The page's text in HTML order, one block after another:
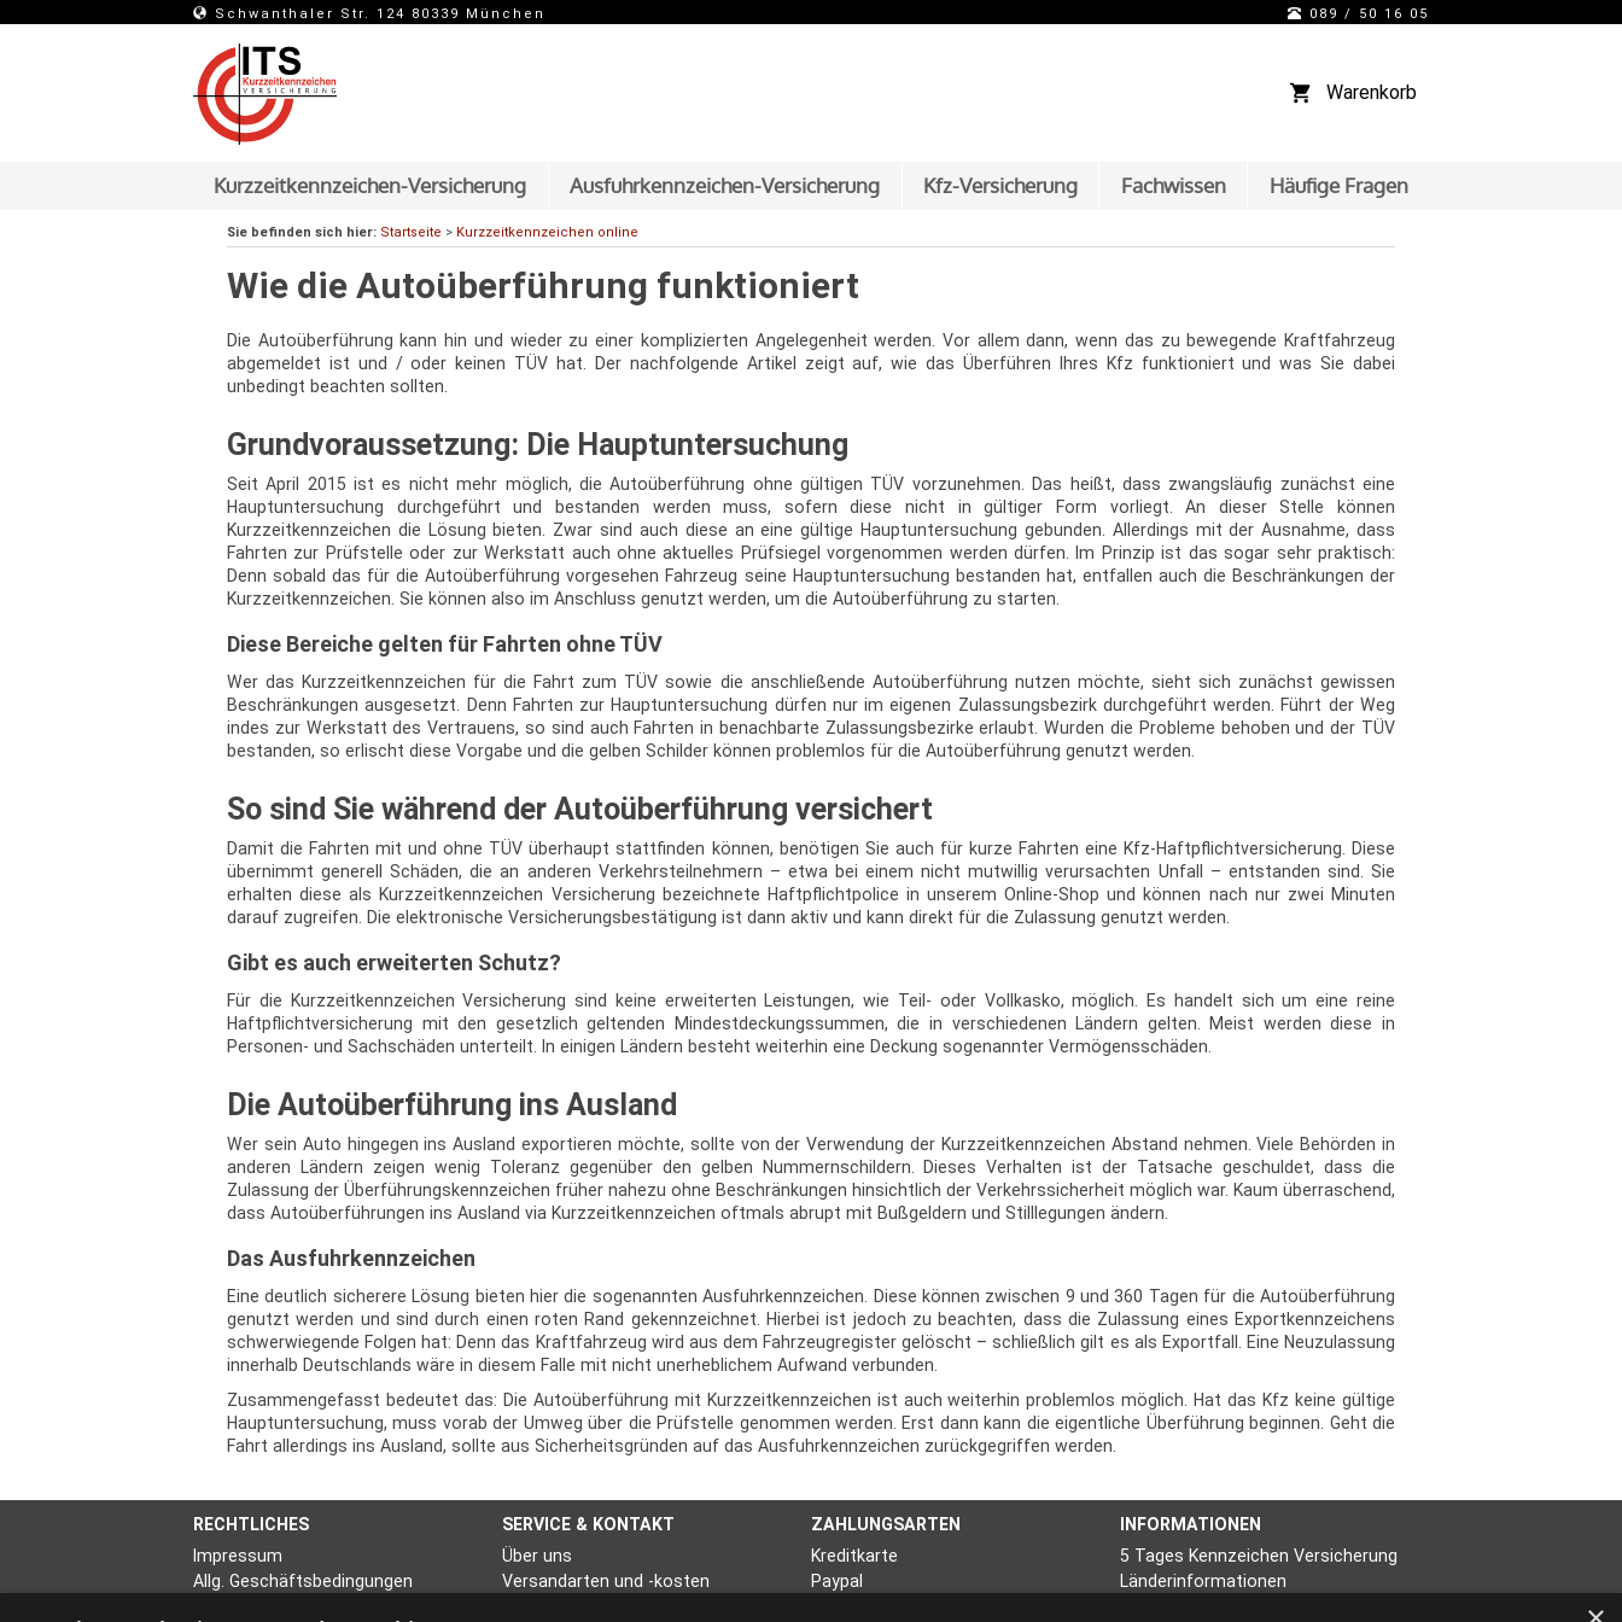
Schwanthaler Str. 124 80339 München 089 / 50 16 05
Warenkorb
Kurzzeitkennzeichen-Versicherung Ausfuhrkennzeichen-Versicherung Kfz-Versicherung Fachwissen Häufige Fragen
Sie befinden sich hier: Startseite > Kurzzeitkennzeichen online
Wie die Autoüberführung funktioniert
Die Autoüberführung kann hin und wieder zu einer komplizierten Angelegenheit werden. Vor allem dann, wenn das zu bewegende Kraftfahrzeug
abgemeldet ist und / oder keinen TÜV hat. Der nachfolgende Artikel zeigt auf, wie das Überführen Ihres Kfz funktioniert und was Sie dabei
unbedingt beachten sollten.
Grundvoraussetzung: Die Hauptuntersuchung
Seit April 2015 ist es nicht mehr möglich, die Autoüberführung ohne gültigen TÜV vorzunehmen. Das heißt, dass zwangsläufig zunächst eine
Hauptuntersuchung durchgeführt und bestanden werden muss, sofern diese nicht in gültiger Form vorliegt. An dieser Stelle können
Kurzzeitkennzeichen die Lösung bieten. Zwar sind auch diese an eine gültige Hauptuntersuchung gebunden. Allerdings mit der Ausnahme, dass
Fahrten zur Prüfstelle oder zur Werkstatt auch ohne aktuelles Prüfsiegel vorgenommen werden dürfen. Im Prinzip ist das sogar sehr praktisch:
Denn sobald das für die Autoüberführung vorgesehen Fahrzeug seine Hauptuntersuchung bestanden hat, entfallen auch die Beschränkungen der
Kurzzeitkennzeichen. Sie können also im Anschluss genutzt werden, um die Autoüberführung zu starten.
Diese Bereiche gelten für Fahrten ohne TÜV
Wer das Kurzzeitkennzeichen für die Fahrt zum TÜV sowie die anschließende Autoüberführung nutzen möchte, sieht sich zunächst gewissen
Beschränkungen ausgesetzt. Denn Fahrten zur Hauptuntersuchung dürfen nur im eigenen Zulassungsbezirk durchgeführt werden. Führt der Weg
indes zur Werkstatt des Vertrauens, so sind auch Fahrten in benachbarte Zulassungsbezirke erlaubt. Wurden die Probleme behoben und der TÜV
bestanden, so erlischt diese Vorgabe und die gelben Schilder können problemlos für die Autoüberführung genutzt werden.
So sind Sie während der Autoüberführung versichert
Damit die Fahrten mit und ohne TÜV überhaupt stattfinden können, benötigen Sie auch für kurze Fahrten eine Kfz-Haftpflichtversicherung. Diese
übernimmt generell Schäden, die an anderen Verkehrsteilnehmern – etwa bei einem nicht mutwillig verursachten Unfall – entstanden sind. Sie
erhalten diese als Kurzzeitkennzeichen Versicherung bezeichnete Haftpflichtpolice in unserem Online-Shop und können nach nur zwei Minuten
darauf zugreifen. Die elektronische Versicherungsbestätigung ist dann aktiv und kann direkt für die Zulassung genutzt werden.
Gibt es auch erweiterten Schutz?
Für die Kurzzeitkennzeichen Versicherung sind keine erweiterten Leistungen, wie Teil- oder Vollkasko, möglich. Es handelt sich um eine reine
Haftpflichtversicherung mit den gesetzlich geltenden Mindestdeckungssummen, die in verschiedenen Ländern gelten. Meist werden diese in
Personen- und Sachschäden unterteilt. In einigen Ländern besteht weiterhin eine Deckung sogenannter Vermögensschäden.
Die Autoüberführung ins Ausland
Wer sein Auto hingegen ins Ausland exportieren möchte, sollte von der Verwendung der Kurzzeitkennzeichen Abstand nehmen. Viele Behörden in
anderen Ländern zeigen wenig Toleranz gegenüber den gelben Nummernschildern. Dieses Verhalten ist der Tatsache geschuldet, dass die
Zulassung der Überführungskennzeichen früher nahezu ohne Beschränkungen hinsichtlich der Verkehrssicherheit möglich war. Kaum überraschend,
dass Autoüberführungen ins Ausland via Kurzzeitkennzeichen oftmals abrupt mit Bußgeldern und Stilllegungen ändern.
Das Ausfuhrkennzeichen
Eine deutlich sicherere Lösung bieten hier die sogenannten Ausfuhrkennzeichen. Diese können zwischen 9 und 360 Tagen für die Autoüberführung
genutzt werden und sind durch einen roten Rand gekennzeichnet. Hierbei ist jedoch zu beachten, dass die Zulassung eines Exportkennzeichens
schwerwiegende Folgen hat: Denn das Kraftfahrzeug wird aus dem Fahrzeugregister gelöscht – schließlich gilt es als Exportfall. Eine Neuzulassung
innerhalb Deutschlands wäre in diesem Falle mit nicht unerheblichem Aufwand verbunden.
Zusammengefasst bedeutet das: Die Autoüberführung mit Kurzzeitkennzeichen ist auch weiterhin problemlos möglich. Hat das Kfz keine gültige
Hauptuntersuchung, muss vorab der Umweg über die Prüfstelle genommen werden. Erst dann kann die eigentliche Überführung beginnen. Geht die
Fahrt allerdings ins Ausland, sollte aus Sicherheitsgründen auf das Ausfuhrkennzeichen zurückgegriffen werden.
RECHTLICHES
Impressum
Allg. Geschäftsbedingungen
SERVICE & KONTAKT
Über uns
Versandarten und -kosten
ZAHLUNGSARTEN
Kreditkarte
Paypal
INFORMATIONEN
5 Tages Kennzeichen Versicherung
Länderinformationen